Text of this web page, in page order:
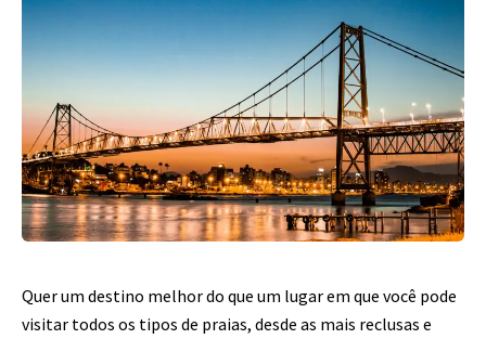
Quer um destino melhor do que um lugar em que você pode
visitar todos os tipos de praias, desde as mais reclusas e